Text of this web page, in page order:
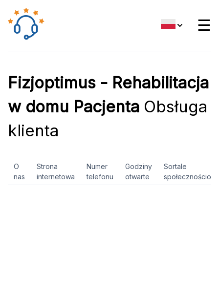
☰
Fizjoptimus - Rehabilitacja
w domu Pacjenta Obsługa
klienta
O
nas
Strona
internetowa
Numer
telefonu
Godziny
otwarte
Sortale